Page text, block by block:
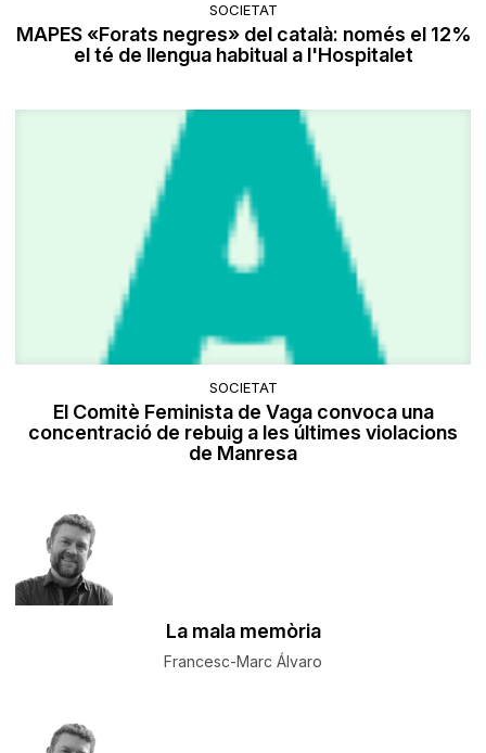
SOCIETAT
MAPES «Forats negres» del català: només el 12%
el té de llengua habitual a l'Hospitalet
SOCIETAT
El Comitè Feminista de Vaga convoca una
concentració de rebuig a les últimes violacions
de Manresa
La mala memòria
Francesc-Marc Álvaro